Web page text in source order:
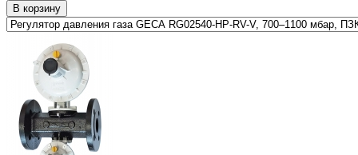
В корзину